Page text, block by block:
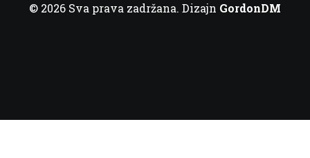
© 2026 Sva prava zadržana. Dizajn GordonDM